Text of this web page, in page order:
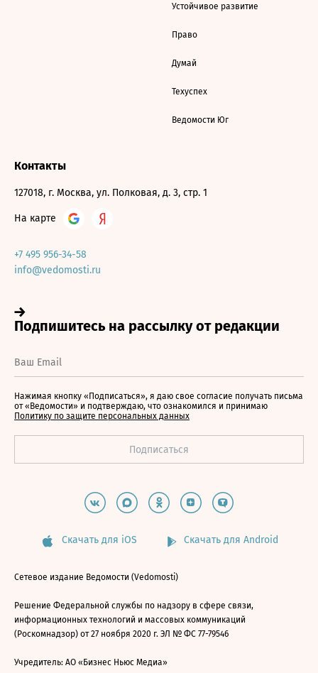
Устойчивое развитие
Право
Думай
Техуспех
Ведомости Юг
Контакты
127018, г. Москва, ул. Полковая, д. 3, стр. 1
На карте
+7 495 956-34-58
info@vedomosti.ru
Нажимая кнопку «Подписаться», я даю свое согласие получать письма
от «Ведомости» и подтверждаю, что ознакомился и принимаю
Политику по защите персональных данных
Скачать для iOS Скачать для Android
Сетевое издание Ведомости (Vedomosti)
Решение Федеральной службы по надзору в сфере связи,
информационных технологий и массовых коммуникаций
(Роскомнадзор) от 27 ноября 2020 г. ЭЛ № ФС 77-79546
Учредитель: АО «Бизнес Ньюс Медиа»